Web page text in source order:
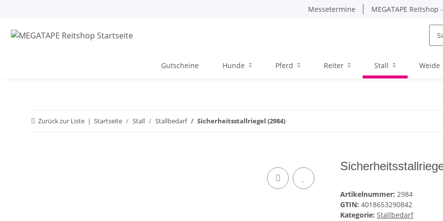
Messetermine MEGATAPE
Gutscheine Hunde Pferd Reiter Stall Weide
Zurück zur Liste Startseite Stall Stallbedarf Sicherheitsstallriegel (2984)
Artikelnummer: 2984
GTIN: 4018653290842
Kategorie: Stallbedarf